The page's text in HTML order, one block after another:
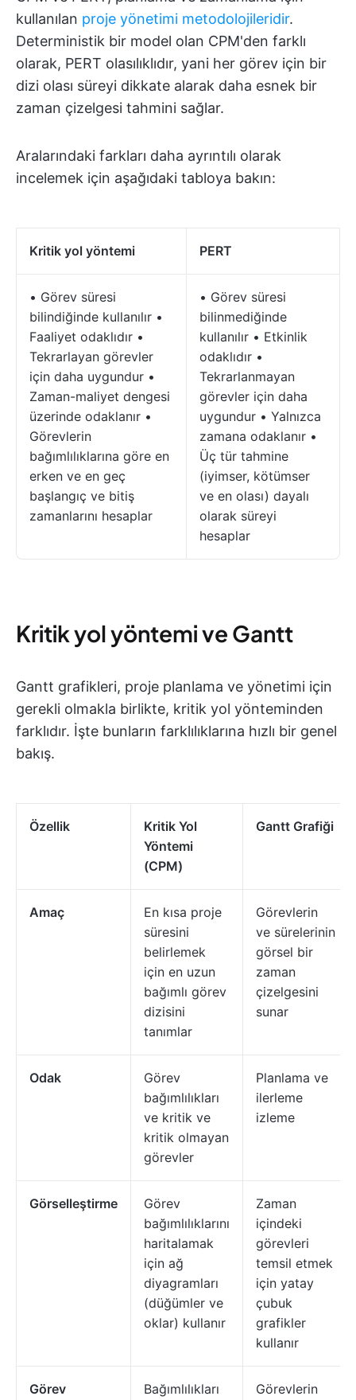
kullanılan proje yönetimi metodolojileridir.
Deterministik bir model olan CPM'den farklı
olarak, PERT olasılıklıdır, yani her görev için bir
dizi olası süreyi dikkate alarak daha esnek bir
zaman çizelgesi tahmini sağlar.
Aralarındaki farkları daha ayrıntılı olarak
incelemek için aşağıdaki tabloya bakın:
Kritik yol yöntemi PERT
• Görev süresi
bilindiğinde kullanılır •
Faaliyet odaklıdır •
Tekrarlayan görevler
için daha uygundur •
Zaman-maliyet dengesi
üzerinde odaklanır •
Görevlerin
bağımlılıklarına göre en
erken ve en geç
başlangıç ve bitiş
zamanlarını hesaplar
• Görev süresi
bilinmediğinde
kullanılır • Etkinlik
odaklıdır •
Tekrarlanmayan
görevler için daha
uygundur • Yalnızca
zamana odaklanır •
Üç tür tahmine
(iyimser, kötümser
ve en olası) dayalı
olarak süreyi
hesaplar
Kritik yol yöntemi ve Gantt
Gantt grafikleri, proje planlama ve yönetimi için
gerekli olmakla birlikte, kritik yol yönteminden
farklıdır. İşte bunların farklılıklarına hızlı bir genel
bakış.
Özellik
Kritik Yol
Yöntemi
(CPM)
Gantt Grafiği
Amaç
En kısa proje
süresini
belirlemek
için en uzun
bağımlı görev
dizisini
tanımlar
Görevlerin
ve sürelerinin
görsel bir
zaman
çizelgesini
sunar
Odak
Görev
bağımlılıkları
ve kritik ve
kritik olmayan
görevler
Planlama ve
ilerleme
izleme
Görselleştirme
Görev
bağımlılıklarını
haritalamak
için ağ
diyagramları
(düğümler ve
oklar) kullanır
Zaman
içindeki
görevleri
temsil etmek
için yatay
çubuk
grafikler
kullanır
Görev
Bağımlılıkları
Görevlerin